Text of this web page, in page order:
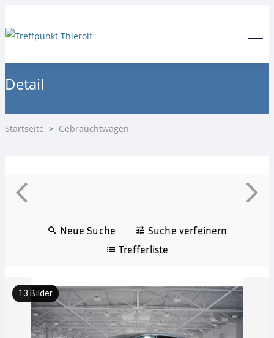
Detail
Startseite > Gebrauchtwagen
Neue Suche
Suche verfeinern
Trefferliste
13 Bilder